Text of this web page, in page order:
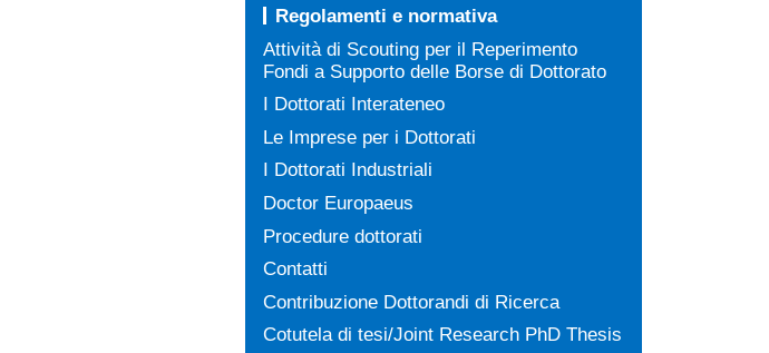
Regolamenti e normativa
Attività di Scouting per il Reperimento
Fondi a Supporto delle Borse di Dottorato
I Dottorati Interateneo
Le Imprese per i Dottorati
I Dottorati Industriali
Doctor Europaeus
Procedure dottorati
Contatti
Contribuzione Dottorandi di Ricerca
Cotutela di tesi/Joint Research PhD Thesis